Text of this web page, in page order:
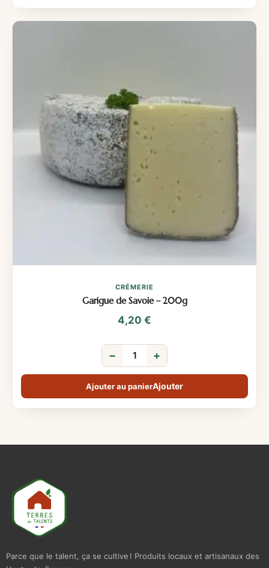
CRÉMERIE
Garigue de Savoie – 200g
4,20 €
− +
Ajouter au panier
Parce que le talent, ça se cultive ! Produits locaux et artisanaux des